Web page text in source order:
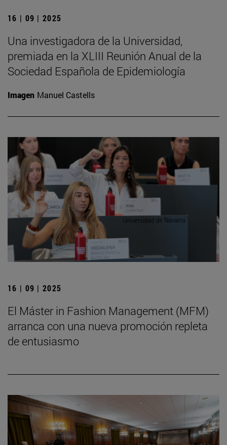
16 | 09 | 2025
Una investigadora de la Universidad,
premiada en la XLIII Reunión Anual de la
Sociedad Española de Epidemiología
Imagen Manuel Castells
16 | 09 | 2025
El Máster in Fashion Management (MFM)
arranca con una nueva promoción repleta
de entusiasmo